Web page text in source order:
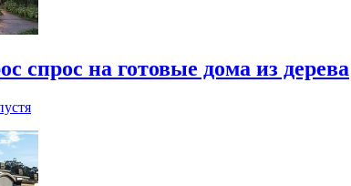
спрос на готовые дома из дерева